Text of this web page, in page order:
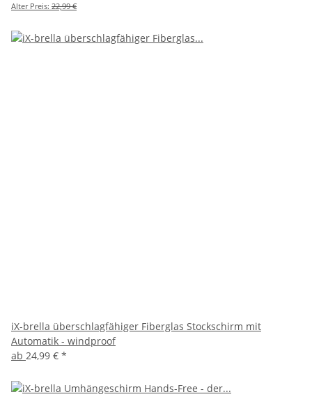
Alter Preis: 22,99 €
iX-brella überschlagfähiger Fiberglas Stockschirm mit
Automatik - windproof
ab 24,99 € *